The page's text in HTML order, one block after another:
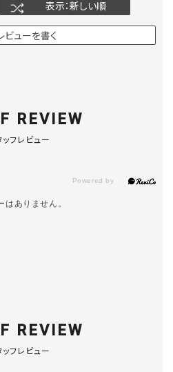
表示：新しい順
ビューを書く
REVIEW
ッフレビュー
はありません。
REVIEW
ッフレビュー